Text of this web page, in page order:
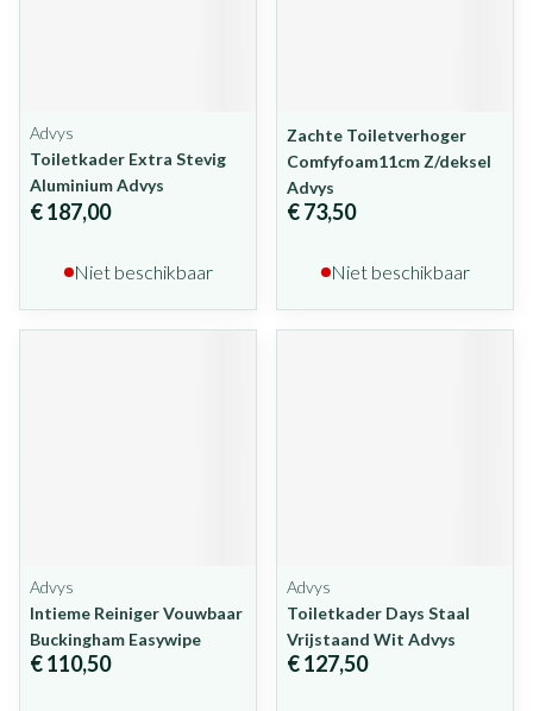
Advys
Toiletkader Extra Stevig
Aluminium Advys
€ 187,00
Niet beschikbaar
Zachte Toiletverhoger
Comfyfoam11cm Z/deksel
Advys
€ 73,50
Niet beschikbaar
Advys
Intieme Reiniger Vouwbaar
Buckingham Easywipe
€ 110,50
Advys
Toiletkader Days Staal
Vrijstaand Wit Advys
€ 127,50